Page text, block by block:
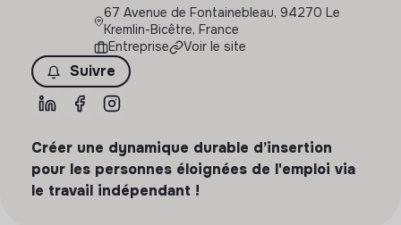
67 Avenue de Fontainebleau, 94270 Le
Kremlin-Bicêtre, France
Entreprise
Voir le site
Suivre
Créer une dynamique durable d’insertion
pour les personnes éloignées de l'emploi via
le travail indépendant !